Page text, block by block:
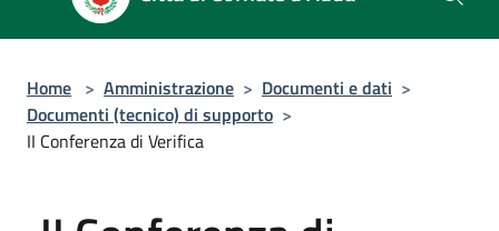
Home > Amministrazione > Documenti e dati >
Documenti (tecnico) di supporto >
II Conferenza di Verifica